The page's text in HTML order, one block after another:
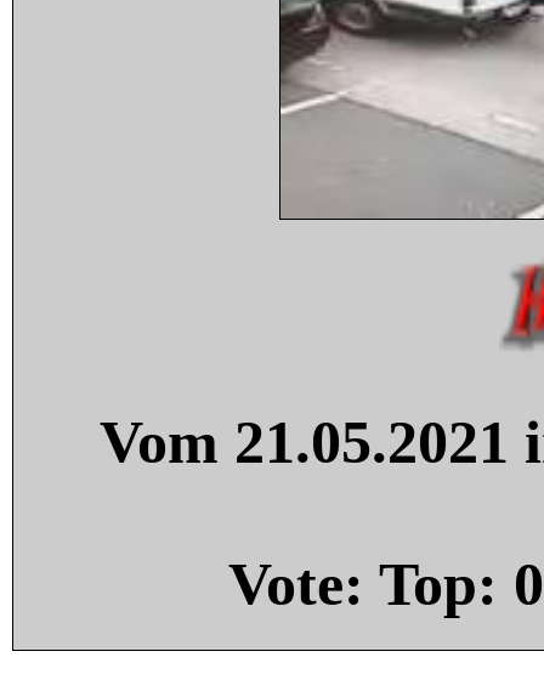
Vom
Vote: Top: 0